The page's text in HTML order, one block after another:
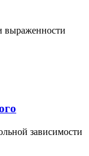
выраженности
зависимости